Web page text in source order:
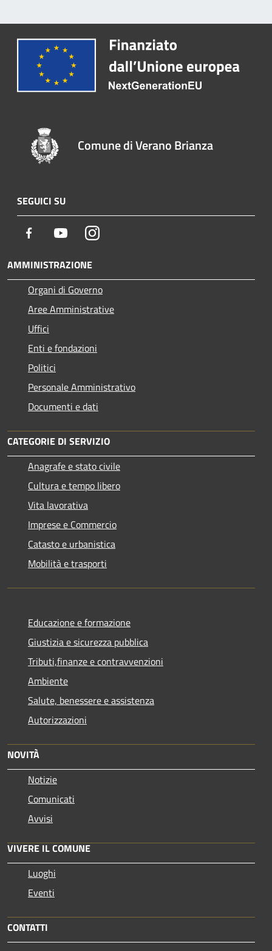
Comune di Verano Brianza
SEGUICI SU
Facebook YoutubeInstagram
AMMINISTRAZIONE
Organi di Governo
Aree Amministrative
Uffici
Enti e fondazioni
Politici
Personale Amministrativo
Documenti e dati
CATEGORIE DI SERVIZIO
Anagrafe e stato civile
Cultura e tempo libero
Vita lavorativa
Imprese e Commercio
Catasto e urbanistica
Mobilità e trasporti
Educazione e formazione
Giustizia e sicurezza pubblica
Tributi,finanze e contravvenzioni
Ambiente
Salute, benessere e assistenza
Autorizzazioni
NOVITÀ
Notizie
Comunicati
Avvisi
VIVERE IL COMUNE
Luoghi
Eventi
CONTATTI